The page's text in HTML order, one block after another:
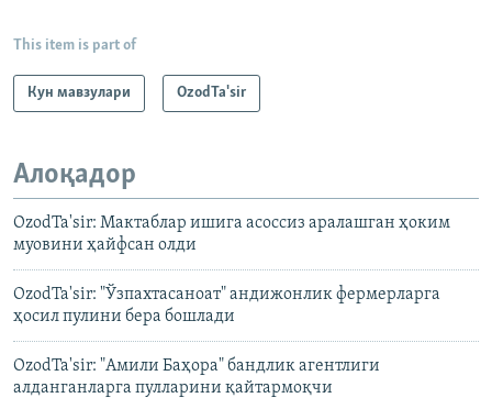
This item is part of
Кун мавзулари OzodTa'sir
Алоқадор
OzodTa'sir: Мактаблар ишига асоссиз аралашган ҳоким
муовини ҳайфсан олди
OzodTa'sir: "Ўзпахтасаноат" андижонлик фермерларга
ҳосил пулини бера бошлади
OzodTa'sir: "Амили Баҳора" бандлик агентлиги
алданганларга пулларини қайтармоқчи